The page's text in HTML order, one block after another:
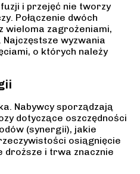
i przejęć nie tworzy
Połączenie dwóch
wieloma zagrożeniami,
wyzwania
o których należy
Nabywcy sporządzają
dotyczące oszczędności
(synergii), jakie
osiągnięcie
droższe i trwa znacznie